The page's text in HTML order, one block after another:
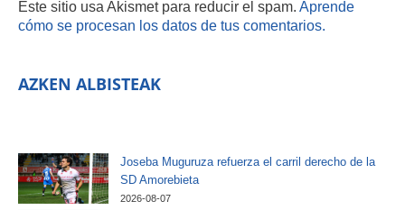
Este sitio usa Akismet para reducir el spam. Aprende
cómo se procesan los datos de tus comentarios.
AZKEN ALBISTEAK
Joseba Muguruza refuerza el carril derecho de la
SD Amorebieta
2026-08-07